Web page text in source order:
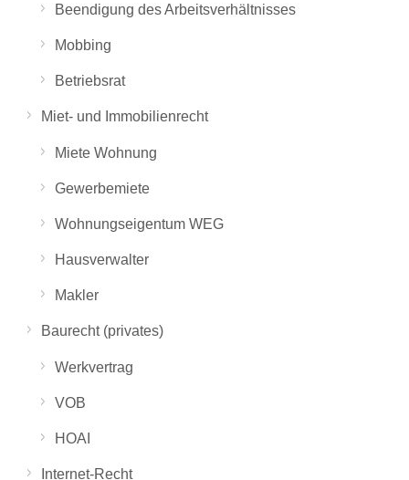
Beendigung des Arbeitsverhältnisses
Mobbing
Betriebsrat
Miet- und Immobilienrecht
Miete Wohnung
Gewerbemiete
Wohnungseigentum WEG
Hausverwalter
Makler
Baurecht (privates)
Werkvertrag
VOB
HOAI
Internet-Recht